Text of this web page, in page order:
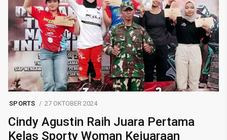
SPORTS 27 OKTOBER 2024
Cindy Agustin Raih Juara Pertama
Kelas Sporty Woman Kejuaraan